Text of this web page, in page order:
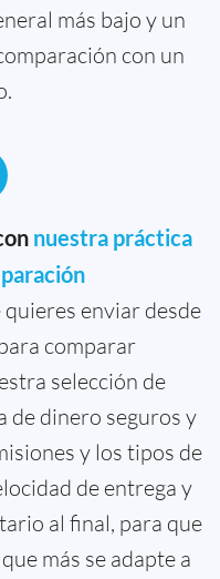
más bajo y un
con un
nuestra práctica
enviar desde
comparar
selección de
de dinero seguros y
y los tipos de
de entrega y
al final, para que
más se adapte a